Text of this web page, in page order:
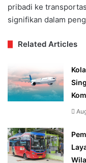
pribadi ke
signifikan dalam
Related Articles